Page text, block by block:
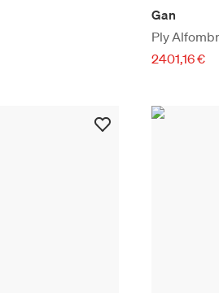
Gan
Ply
2401,16 €